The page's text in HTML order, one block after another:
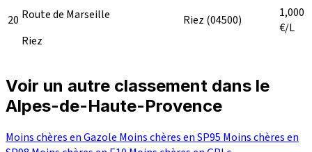
20 Route de Marseille
Riez
Riez (04500)
1,000
€/L
Voir un autre classement dans le
Alpes-de-Haute-Provence
Moins chères en Gazole Moins chères en SP95 Moins chères en